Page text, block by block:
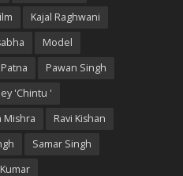
Kajal Raghwani
Model
Patna
Pawan Singh
'Chintu '
Mishra
Ravi Kishan
Samar Singh